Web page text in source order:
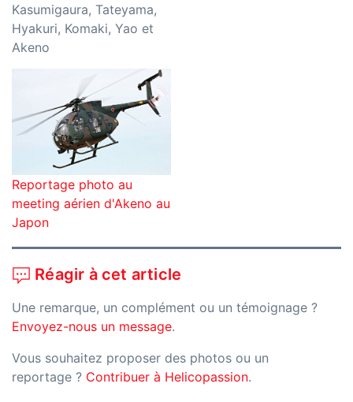
Kasumigaura, Tateyama,
Hyakuri, Komaki, Yao et
Akeno
Reportage photo au
meeting aérien d'Akeno au
Japon
Réagir à cet article
Une remarque, un complément ou un témoignage ?
Envoyez-nous un message.
Vous souhaitez proposer des photos ou un
reportage ? Contribuer à Helicopassion.